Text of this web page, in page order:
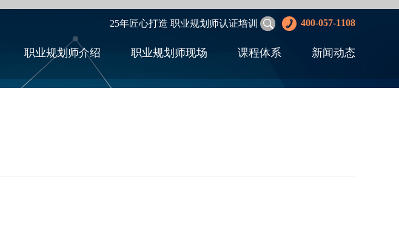
职业规划师介绍 职业规划师现场 课程体系 新闻动态
25年匠心打造 职业规划师认证培训 400-057-1108